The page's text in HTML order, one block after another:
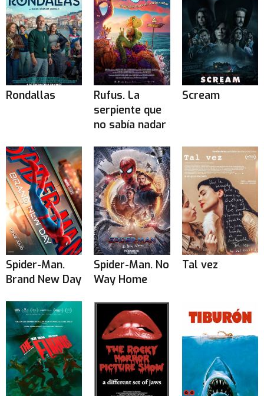
Rondallas
Rufus. La
serpiente que
no sabía nadar
Scream
Spider-Man.
Brand New Day
Spider-Man. No
Way Home
Tal vez